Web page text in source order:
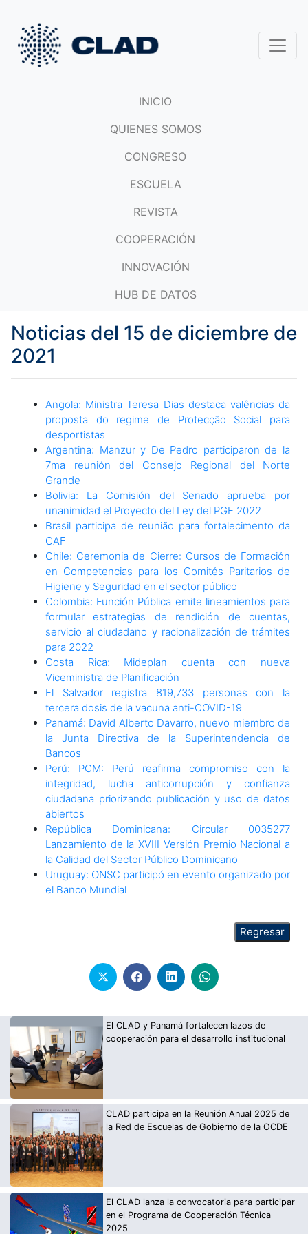
INICIO
QUIENES SOMOS
CONGRESO
ESCUELA
REVISTA
COOPERACIÓN
INNOVACIÓN
HUB DE DATOS
Noticias del 15 de diciembre de
2021
Angola: Ministra Teresa Dias destaca valências da
proposta do regime de Protecção Social para
desportistas
Argentina: Manzur y De Pedro participaron de la
7ma reunión del Consejo Regional del Norte
Grande
Bolivia: La Comisión del Senado aprueba por
unanimidad el Proyecto del Ley del PGE 2022
Brasil participa de reunião para fortalecimento da
CAF
Chile: Ceremonia de Cierre: Cursos de Formación
en Competencias para los Comités Paritarios de
Higiene y Seguridad en el sector público
Colombia: Función Pública emite lineamientos para
formular estrategias de rendición de cuentas,
servicio al ciudadano y racionalización de trámites
para 2022
Costa Rica: Mideplan cuenta con nueva
Viceministra de Planificación
El Salvador registra 819,733 personas con la
tercera dosis de la vacuna anti-COVID-19
Panamá: David Alberto Davarro, nuevo miembro de
la Junta Directiva de la Superintendencia de
Bancos
Perú: PCM: Perú reafirma compromiso con la
integridad, lucha anticorrupción y confianza
ciudadana priorizando publicación y uso de datos
abiertos
República Dominicana: Circular 0035277
Lanzamiento de la XVIII Versión Premio Nacional a
la Calidad del Sector Público Dominicano
Uruguay: ONSC participó en evento organizado por
el Banco Mundial
El CLAD y Panamá fortalecen lazos de
cooperación para el desarrollo institucional
CLAD participa en la Reunión Anual 2025 de
la Red de Escuelas de Gobierno de la OCDE
El CLAD lanza la convocatoria para participar
en el Programa de Cooperación Técnica
2025